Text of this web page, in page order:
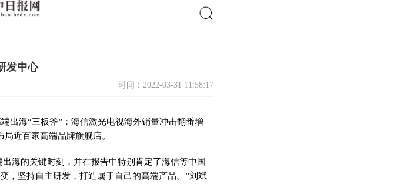
发中心
时间：2022-03-31 11:58:17
出海“三板斧”：海信激光电视海外销量冲击翻番增
近百家高端品牌旗舰店。
海的关键时刻，并在报告中特别肯定了海信等中国
，坚持自主研发，打造属于自己的高端产品。”刘斌